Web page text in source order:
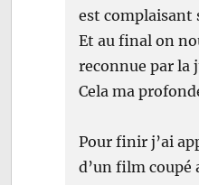
est complaisant
Et au final on
reconnue par la
Cela ma
Pour finir j’ai
d’un film